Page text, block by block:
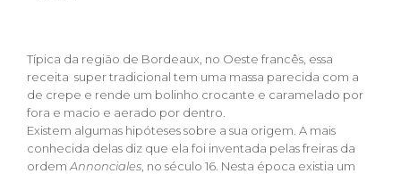
Típica da região de Bordeaux, no Oeste francês, essa
receita super tradicional tem uma massa parecida com a
de crepe e rende um bolinho crocante e caramelado por
fora e macio e aerado por dentro.
Existem algumas hipóteses sobre a sua origem. A mais
conhecida delas diz que ela foi inventada pelas freiras da
ordem Annonciales , no século 16. Nesta época existia um